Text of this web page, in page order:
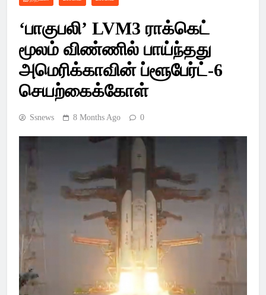
Latest Pondicherry
News, India News,
World News –
SSsnews
‘பாகுபலி’ LVM3 ராக்கெட்
மூலம் விண்ணில் பாய்ந்தது
அமெரிக்காவின் ப்ளூபேர்ட்-6
செயற்கைக்கோள்
Ssnews 8 Months Ago 0